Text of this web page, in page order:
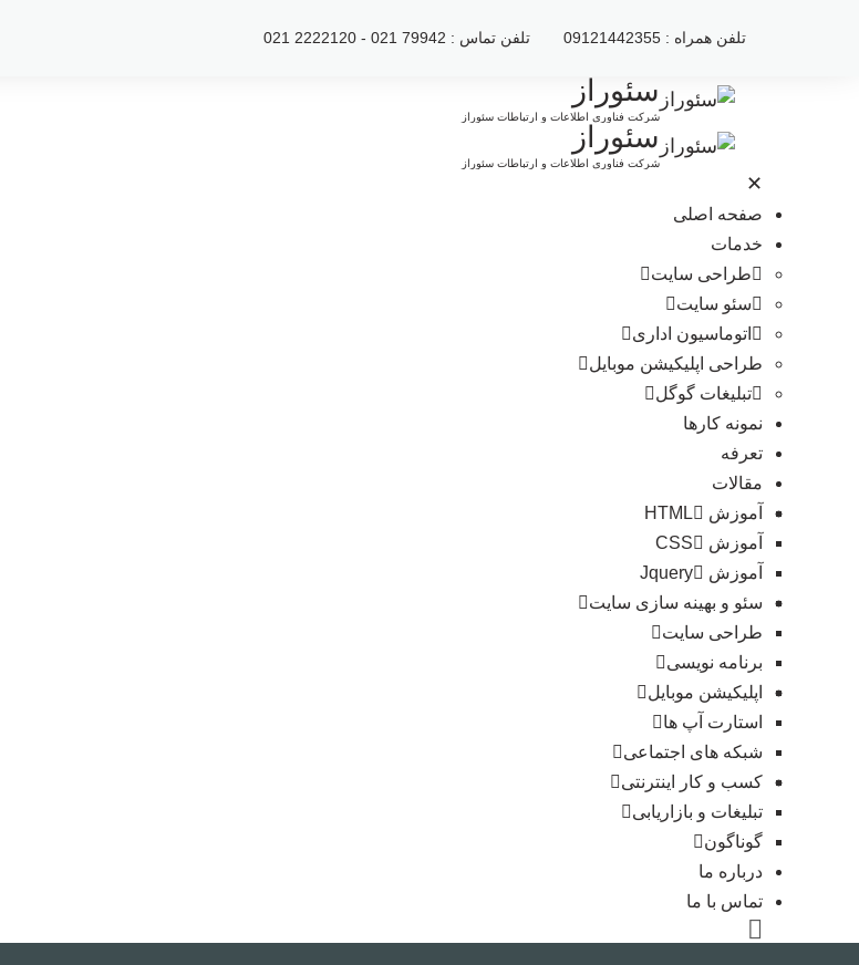
تلفن تماس : 79942 021 - 2222120 021 تلفن همراه : 09121442355
سئوراز
شرکت فناوری اطلاعات و ارتباطات سئوراز
سئوراز
شرکت فناوری اطلاعات و ارتباطات سئوراز
✕
صفحه اصلی
خدمات
طراحی سایت
سئو سایت
اتوماسیون اداری
طراحی اپلیکیشن موبایل
تبلیغات گوگل
نمونه کارها
تعرفه
مقالات
آموزش HTML
آموزش CSS
آموزش Jquery
سئو و بهینه سازی سایت
طراحی سایت
برنامه نویسی
اپلیکیشن موبایل
استارت آپ ها
شبکه های اجتماعی
کسب و کار اینترنتی
تبلیغات و بازاریابی
گوناگون
درباره ما
تماس با ما